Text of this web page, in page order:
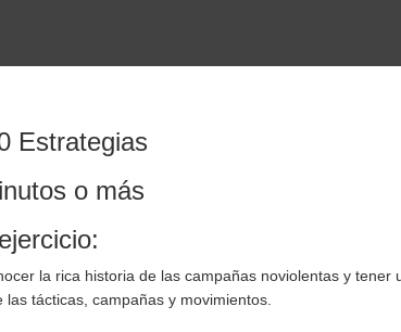
o más
la rica historia de las campañas noviolentas y tener
las tácticas, campañas y movimientos.